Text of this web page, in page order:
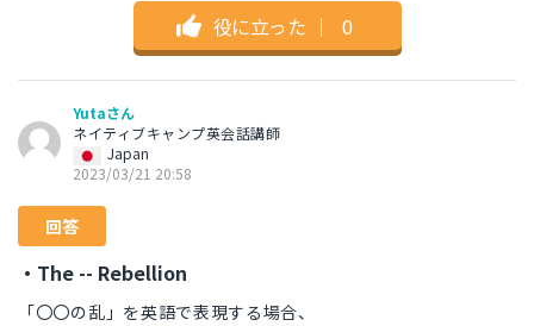
役に立った ｜ 0
Yutaさん
ネイティブキャンプ英会話講師
Japan
2023/03/21 20:58
回答
・The -- Rebellion
「〇〇の乱」を英語で表現する場合、